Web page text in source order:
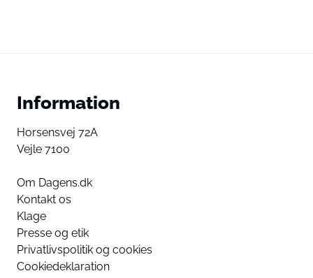
Information
Horsensvej 72A
Vejle 7100
Om Dagens.dk
Kontakt os
Klage
Presse og etik
Privatlivspolitik og cookies
Cookiedeklaration